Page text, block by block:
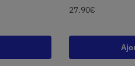
27.90€